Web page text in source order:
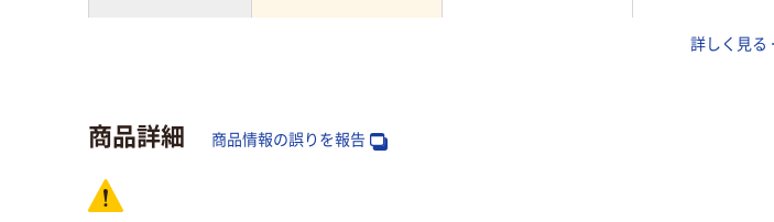
アスクル商品環境
詳しく見る
商品詳細 商品情報の誤りを報告